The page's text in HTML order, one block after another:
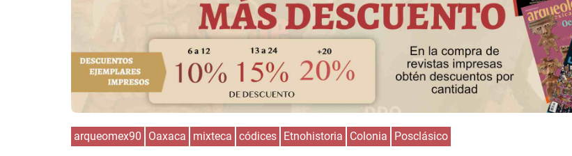
arqueomex90 Oaxaca mixteca códices Etnohistoria Colonia Posclásico